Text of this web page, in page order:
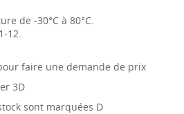
de -30°C à 80°C.
12.
faire une demande de prix
3D
sont marquées D